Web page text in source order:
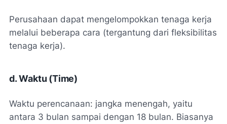
Perusahaan dapat mengelompokkan tenaga kerja
melalui beberapa cara (tergantung dari fleksibilitas
tenaga kerja).
d. Waktu (Time)
Waktu perencanaan: jangka menengah, yaitu
antara 3 bulan sampai dengan 18 bulan. Biasanya